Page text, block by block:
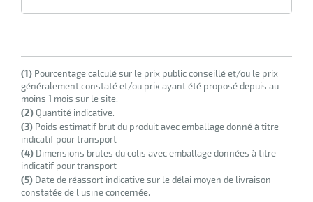
(1) Pourcentage calculé sur le prix public conseillé et/ou le prix
généralement constaté et/ou prix ayant été proposé depuis au
moins 1 mois sur le site.
(2)Quantité indicative.
(3) Poids estimatif brut du produit avec emballage donné à titre
indicatif pour transport
(4) Dimensions brutes du colis avec emballage données à titre
indicatif pour transport
(5) Date de réassort indicative sur le délai moyen de livraison
constatée de l’usine concernée.